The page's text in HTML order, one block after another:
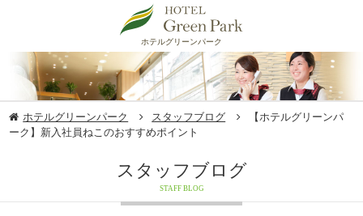
ホテルグリーンパーク
ホテルグリーンパーク スタッフブログ
【ホテルグリーンパ
ーク】新入社員ねこのおすすめポイント
スタッフブログ
STAFF BLOG